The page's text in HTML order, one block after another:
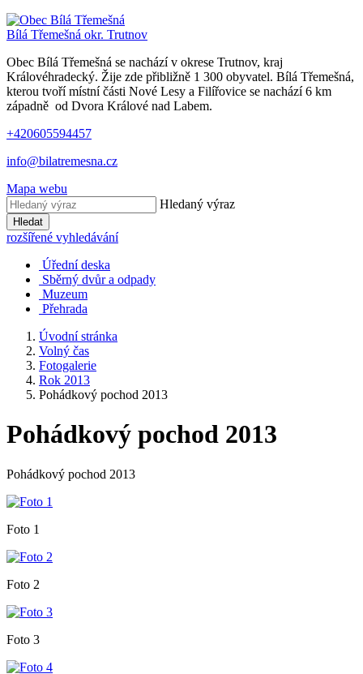
Bílá Třemešná okr. Trutnov
Obec Bílá Třemešná se nachází v okrese Trutnov, kraj
Královéhradecký. Žije zde přibližně 1 300 obyvatel. Bílá Třemešná,
kterou tvoří místní části Nové Lesy a Filířovice se nachází 6 km
západně od Dvora Králové nad Labem.
+420605594457
info@bilatremesna.cz
Mapa webu
Hledaný výraz
Hledat
rozšířené vyhledávání
Úřední deska
Sběrný dvůr a odpady
Muzeum
Přehrada
Úvodní stránka
Volný čas
Fotogalerie
Rok 2013
Pohádkový pochod 2013
Pohádkový pochod 2013
Pohádkový pochod 2013
Foto 1
Foto 2
Foto 3